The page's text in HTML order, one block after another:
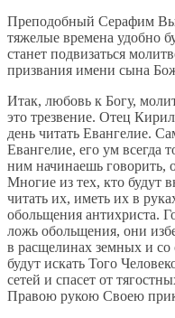
Преподобный Серафим
тяжелые времена удобно
станет подвизаться
призвания имени сына
Итак, любовь к Богу,
это трезвение. Отец
день читать Евангелие.
Евангелие, его ум всегда
ним начинаешь говорить,
Многие из тех, кто будут
читать их, иметь их в
обольщения антихриста.
ложь обольщения, они
в расщелинах земных и
будут искать Того
сетей и спасет от
Правою рукою Своею